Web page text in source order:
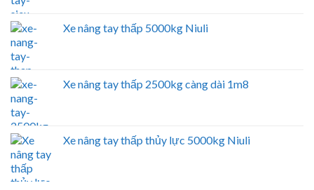
Xe nâng tay thấp 5000kg Niuli
Xe nâng tay thấp 2500kg càng dài 1m8
Xe nâng tay thấp thủy lực 5000kg Niuli